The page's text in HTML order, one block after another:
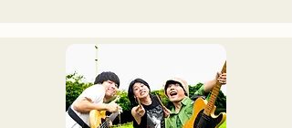
て」、FBS「福岡く
ん。」、「発見らくちゃ
く！」やFUKUOKA
STREET PARTY、
ードの繊細さを併せ持つ楽
曲を届けている。